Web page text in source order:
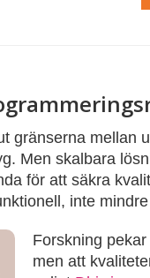
gränserna mellan
Men skalbara
för att säkra
inte
Forskning
men att